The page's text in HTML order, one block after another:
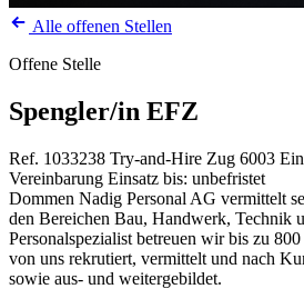
Alle offenen Stellen
Offene Stelle
Spengler/in EFZ
Ref. 1033238 Try-and-Hire Zug 6003
Vereinbarung Einsatz bis: unbefristet
Dommen Nadig Personal AG vermittelt
den Bereichen Bau, Handwerk, Technik
Personalspezialist betreuen wir bis zu
von uns rekrutiert, vermittelt und nach
sowie aus- und weitergebildet.